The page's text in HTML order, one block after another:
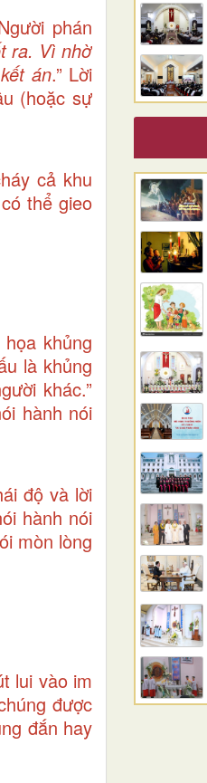
phán
ra. Vì nhờ
án.” Lời
(hoặc sự
cả khu
thể gieo
khủng
là khủng
khác.”
hành nói
độ và lời
hành nói
mòn lòng
lui vào im
được
đắn hay